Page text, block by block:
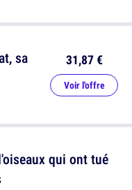
qui ont tué
sa
31,87 €
Voir l'offre